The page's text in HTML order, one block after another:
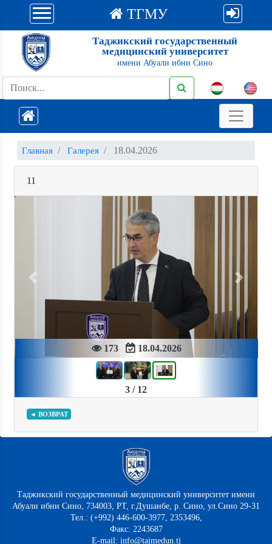
ТГМУ
Таджикский государственный
медицинский университет
имени Абуали ибни Сино
Главная Галерея 18.04.2026
11
173 18.04.2026
Previous Next
3 / 12
◄ ВОЗВРАТ
Таджикский государственный медицинский университет имени
Абуали ибни Сино, 734003, РТ, г.Душанбе, р. Сино, ул.Сино 29-31
Тел.: (+992) 446-600-3977, 2353496,
Факс: 2243687
E-mail: info@tajmedun.tj